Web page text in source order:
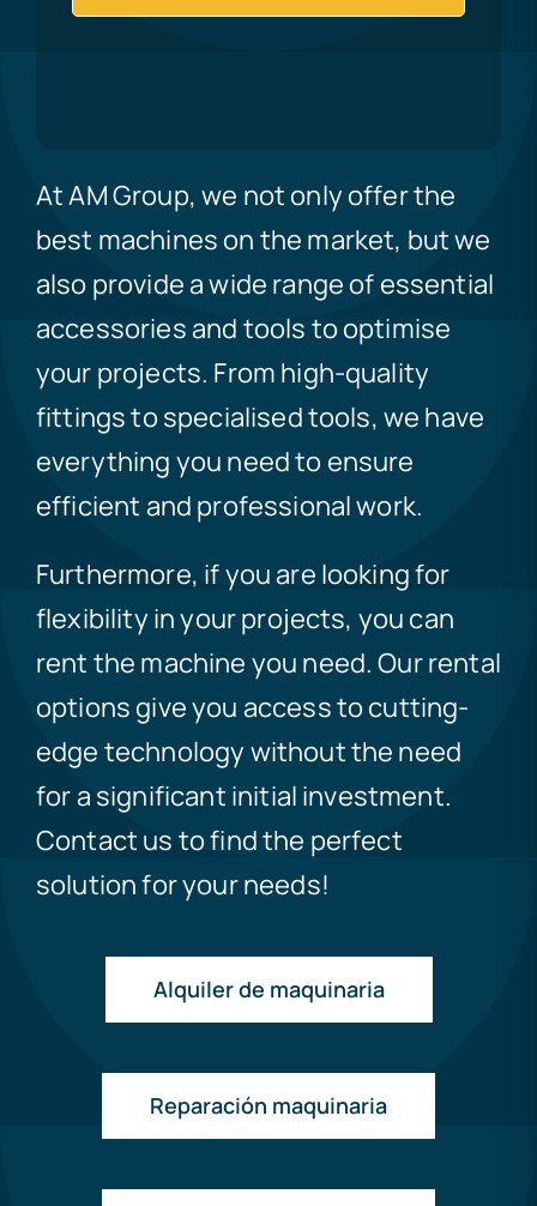
At AM Group, we not only offer the
best machines on the market, but we
also provide a wide range of essential
accessories and tools to optimise
your projects. From high-quality
fittings to specialised tools, we have
everything you need to ensure
efficient and professional work.
Furthermore, if you are looking for
flexibility in your projects, you can
rent the machine you need. Our rental
options give you access to cutting-
edge technology without the need
for a significant initial investment.
Contact us to find the perfect
solution for your needs!
Alquiler de maquinaria
Reparación maquinaria